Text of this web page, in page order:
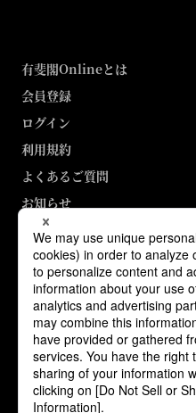
有斐閣Onlineとは
会員登録
ログイン
利用規約
よくあるご質問
お知らせ
ABJマークは、この電子書店